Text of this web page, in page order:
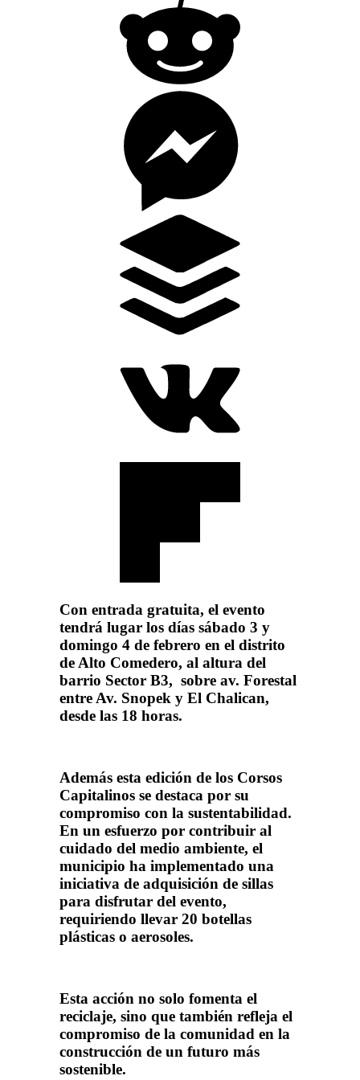
Con entrada gratuita, el evento
tendrá lugar los días sábado 3 y
domingo 4 de febrero en el distrito
de Alto Comedero, al altura del
barrio Sector B3, sobre av. Forestal
entre Av. Snopek y El Chalican,
desde las 18 horas.
Además esta edición de los Corsos
Capitalinos se destaca por su
compromiso con la sustentabilidad.
En un esfuerzo por contribuir al
cuidado del medio ambiente, el
municipio ha implementado una
iniciativa de adquisición de sillas
para disfrutar del evento,
requiriendo llevar 20 botellas
plásticas o aerosoles.
Esta acción no solo fomenta el
reciclaje, sino que también refleja el
compromiso de la comunidad en la
construcción de un futuro más
sostenible.